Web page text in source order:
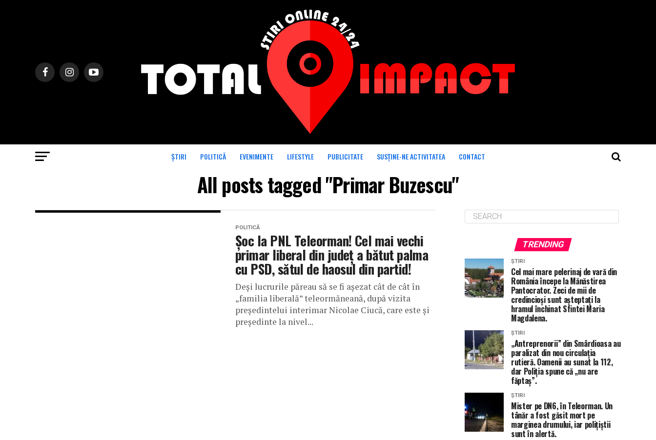
ȘTIRI POLITICĂ EVENIMENTE LIFESTYLE PUBLICITATE SUSȚINE-NE ACTIVITATEA CONTACT
All posts tagged "Primar Buzescu"
POLITICĂ
Șoc la PNL Teleorman! Cel mai vechi
primar liberal din județ a bătut palma
cu PSD, sătul de haosul din partid!
Deși lucrurile păreau să se fi așezat cât de cât în
„familia liberală” teleormăneană, după vizita
președintelui interimar Nicolae Ciucă, care este și
președinte la nivel...
TRENDING
ȘTIRI
Cel mai mare pelerinaj de vară din
România începe la Mănăstirea
Pantocrator. Zeci de mii de
credincioși sunt așteptați la
hramul închinat Sfintei Maria
Magdalena.
ȘTIRI
„Antreprenorii” din Smârdioasa au
paralizat din nou circulația
rutieră. Oamenii au sunat la 112,
dar Poliția spune că „nu are
făptaș”.
ȘTIRI
Mister pe DN6, în Teleorman. Un
tânăr a fost găsit mort pe
marginea drumului, iar polițiștii
sunt în alertă.